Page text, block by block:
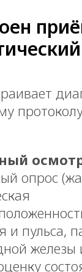
опрос
и пульса,
железы